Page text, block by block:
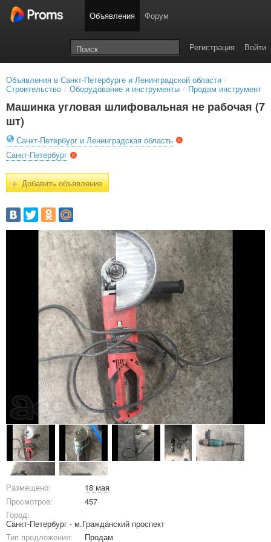
Объявления Форум
Войти
Регистрация
Объявления в Санкт-Петербурге и Ленинградской области /
Строительство / Оборудование и инструменты / Продам инструмент
Машинка угловая шлифовальная не рабочая (7
шт)
Санкт-Петербург и Ленинградская область
Санкт-Петербург
+Добавить объявление
Размещено:
18 мая
Просмотров:
457
Город:
Санкт-Петербург - м.Гражданский проспект
Тип предложения:
Продам